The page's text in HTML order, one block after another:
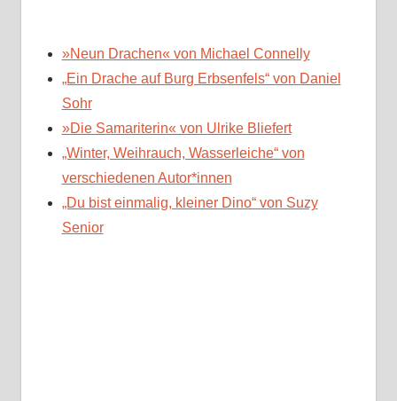
»Neun Drachen« von Michael Connelly
„Ein Drache auf Burg Erbsenfels“ von Daniel
Sohr
»Die Samariterin« von Ulrike Bliefert
„Winter, Weihrauch, Wasserleiche“ von
verschiedenen Autor*innen
„Du bist einmalig, kleiner Dino“ von Suzy
Senior